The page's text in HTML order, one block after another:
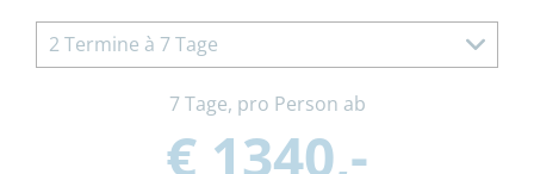
2 Termine à 7 Tage
7 Tage, pro Person ab
€ 1340,-